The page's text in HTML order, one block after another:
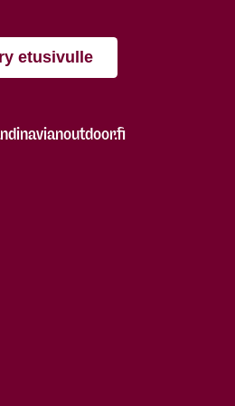
etusivulle